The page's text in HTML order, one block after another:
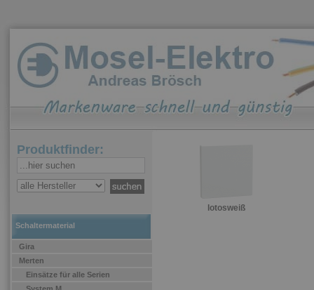
Produktfinder:
Schaltermaterial
Gira
Merten
Einsätze für alle Serien
lotosweiß